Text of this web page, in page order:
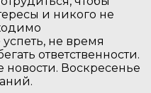
и никого не
не время
ответственности.
Воскресенье